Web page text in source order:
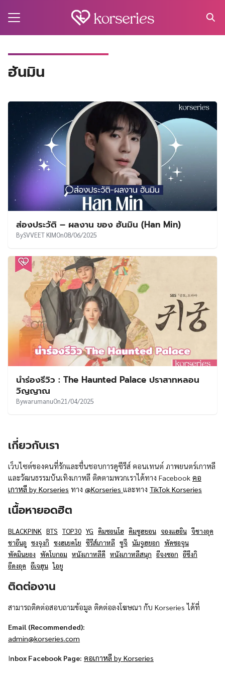
ฮันมิน
ส่องประวัติ – ผลงาน ของ ฮันมิน (Han Min)
BySVVEET KIMOn08/06/2025
นำร่องรีวิว : The Haunted Palace ปราสาทหลอน
วิญญาณ
BywarumanuOn21/04/2025
เกี่ยวกับเรา
เว็บไซต์ของคนที่รักและชื่นชอบการดูซีรีส์ คอนเทนต์ ภาพยนตร์เกาหลี
และวัฒนธรรมบันเทิงเกาหลี ติดตามพวกเราได้ทาง Facebook คอ
เกาหลี by Korseries ทาง @Korseries และทาง TikTok Korseries
เนื้อหายอดฮิต
BLACKPINK BTS TOP30 YG คิมซอนโฮ คิมซูฮยอน จองแฮอิน จีชางอุค
ชาอึนอู ซงจุงกิ ซงฮเยคโย ซีรีส์เกาหลี ซูจี นัมจูฮยอก พัคซอจุน
พัคมินยอง พัคโบกอม หนังเกาหลีดี หนังเกาหลีสนุก อีจงซอก อีซึงกิ
อีดงอุค อีเจฮุน ไอยู
ติดต่องาน
สามารถติดต่อสอบถามข้อมูล ติดต่อลงโฆษณา กับ Korseries ได้ที่
Email (Recommended):
admin@korseries.com
Inbox Facebook Page: คอเกาหลี by Korseries